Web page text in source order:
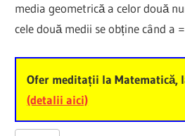
media geometrică a celor două
cele două medii se obține când a
Ofer meditații la Matematică,
(detalii aici)